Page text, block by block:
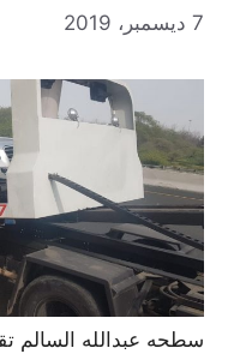
سطحه عبدالله السالم